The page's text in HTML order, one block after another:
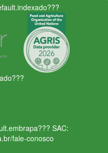
SAC:
fale-conosco